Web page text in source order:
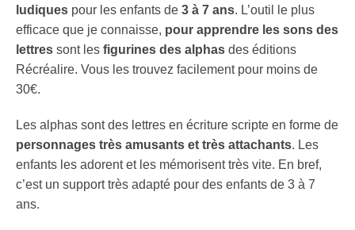
ludiques pour les enfants de 3 à 7 ans. L’outil le plus
efficace que je connaisse, pour apprendre les sons des
lettres sont les figurines des alphas des éditions
Récréalire. Vous les trouvez facilement pour moins de
30€.
Les alphas sont des lettres en écriture scripte en forme de
personnages très amusants et très attachants. Les
enfants les adorent et les mémorisent très vite. En bref,
c’est un support très adapté pour des enfants de 3 à 7
ans.